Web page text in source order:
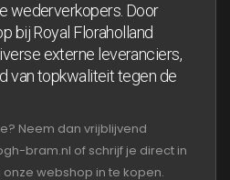
wederverkopers. Door
bij Royal Floraholland
externe leveranciers,
van topkwaliteit tegen de
Neem dan vrijblijvend
bram.nl of schrijf je direct in
webshop in te kopen.